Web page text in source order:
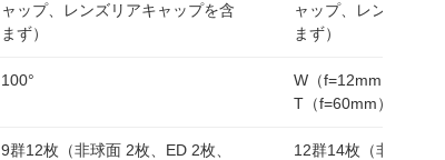
ャップ、レンズリアキャップを含
まず）
100°
9群12枚（非球面 2枚、ED 2枚、
ャップ、レンズリア
まず）
W（f=12mm）： 84°
T（f=60mm）： 20°
12群14枚（非球面レ